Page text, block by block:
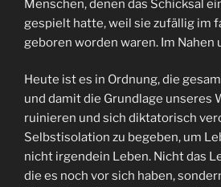
Menschen, denen das Schicksal
gespielt hatte, weil sie zufällig im
geboren worden waren. Im
Heute ist es in Ordnung, die
und damit die Grundlage unseres
ruinieren und sich diktatorisch
Selbstisolation zu begeben, um
nicht irgendein Leben. Nicht das
die es noch vor sich haben,